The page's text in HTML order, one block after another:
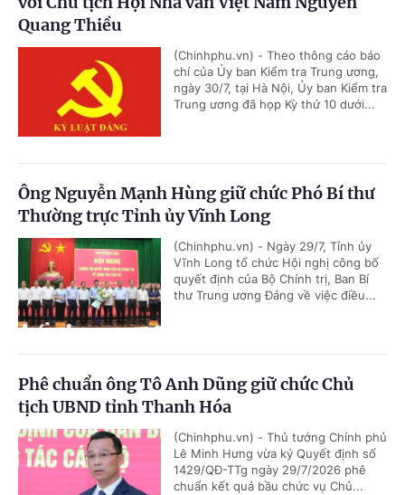
Quang Thiều
(Chinhphu.vn) - Theo thông cáo báo
chí của Ủy ban Kiểm tra Trung ương,
ngày 30/7, tại Hà Nội, Ủy ban Kiểm tra
Trung ương đã họp Kỳ thứ 10 dưới...
Ông Nguyễn Mạnh Hùng giữ chức Phó Bí thư
Thường trực Tỉnh ủy Vĩnh Long
(Chinhphu.vn) - Ngày 29/7, Tỉnh ủy
Vĩnh Long tổ chức Hội nghị công bố
quyết định của Bộ Chính trị, Ban Bí
thư Trung ương Đảng về việc điều...
Phê chuẩn ông Tô Anh Dũng giữ chức Chủ
tịch UBND tỉnh Thanh Hóa
(Chinhphu.vn) - Thủ tướng Chính phủ
Lê Minh Hưng vừa ký Quyết định số
1429/QĐ-TTg ngày 29/7/2026 phê
chuẩn kết quả bầu chức vụ Chủ...